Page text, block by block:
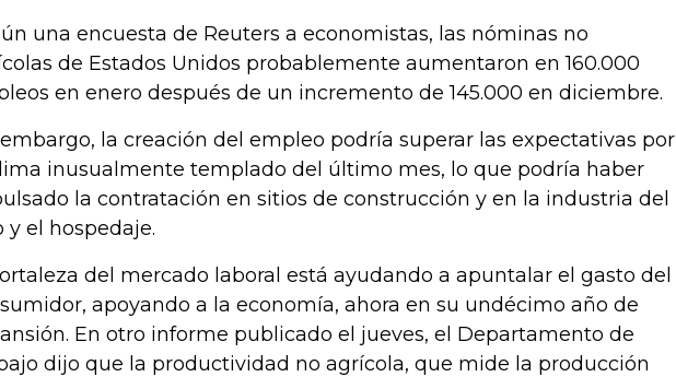
una encuesta de Reuters a economistas, las nóminas no
de Estados Unidos probablemente aumentaron en 160.000
en enero después de un incremento de 145.000 en diciembre.
la creación del empleo podría superar las expectativas por
inusualmente templado del último mes, lo que podría haber
la contratación en sitios de construcción y en la industria del
y el hospedaje.
del mercado laboral está ayudando a apuntalar el gasto del
apoyando a la economía, ahora en su undécimo año de
En otro informe publicado el jueves, el Departamento de
dijo que la productividad no agrícola, que mide la producción